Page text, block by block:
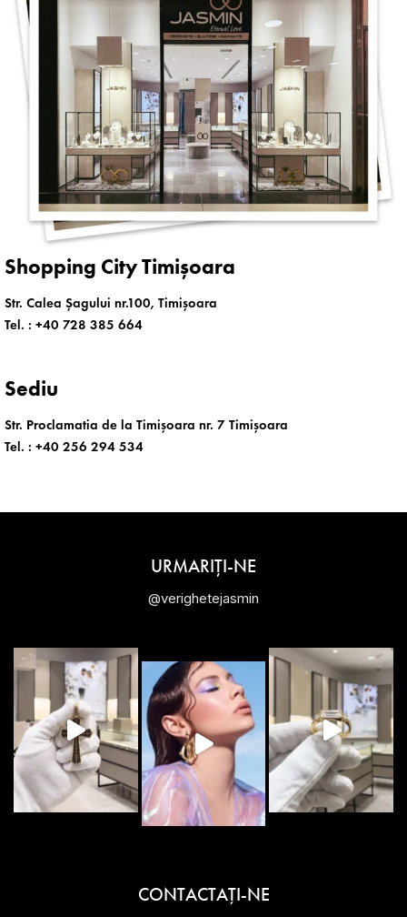
Shopping City Timișoara
Str. Calea Șagului nr.100, Timișoara
Tel. : +40 728 385 664
Sediu
Str. Proclamatia de la Timișoara nr. 7 Timișoara
Tel. : +40 256 294 534
URMARIȚI-NE
@verighetejasmin
CONTACTAŢI-NE